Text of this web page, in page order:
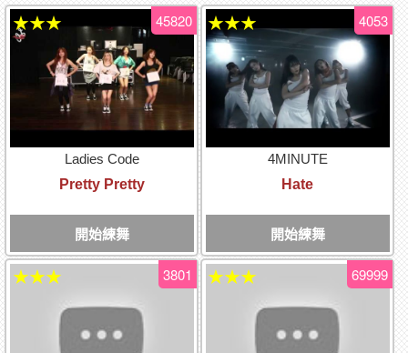
Ladies Code
Pretty Pretty
開始練舞
45820
★★★
4MINUTE
Hate
開始練舞
4053
★★★
3801
★★★ 69999
★★★